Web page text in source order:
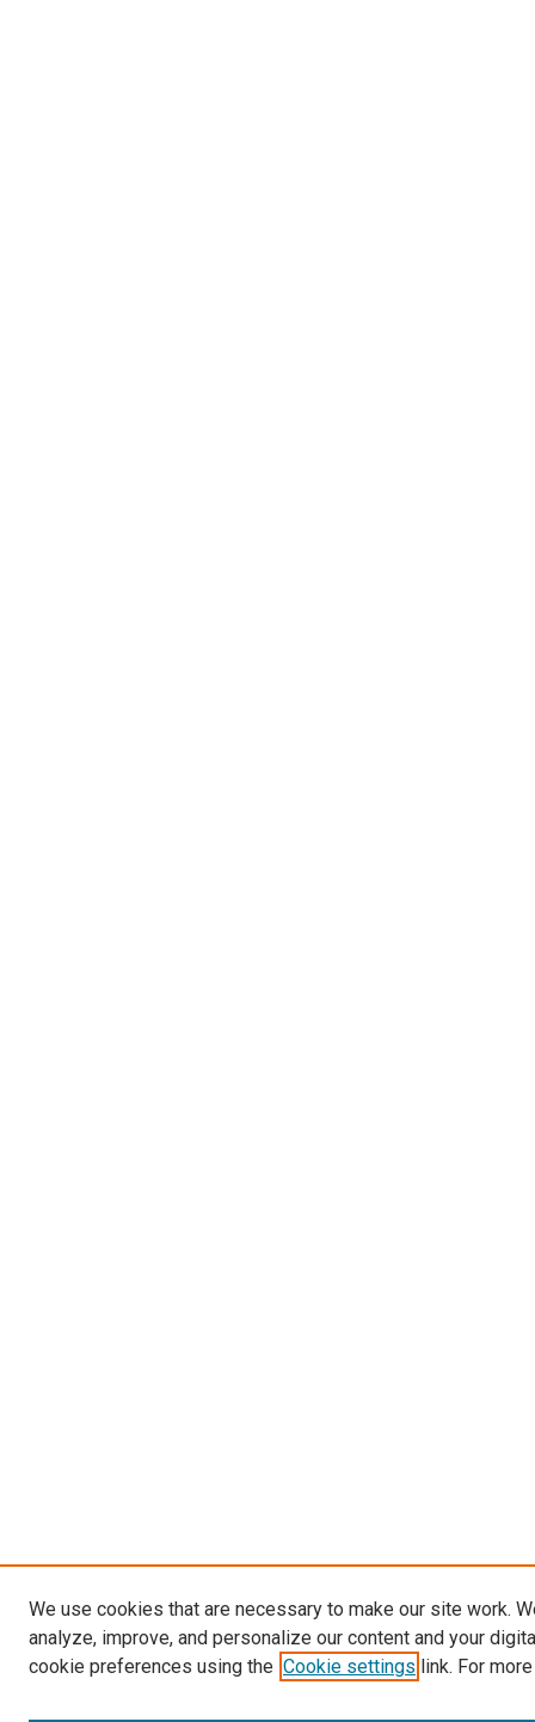
We use cookies that are necessary to make our site work.
analyze, improve, and personalize our content and your
cookie preferences using the Cookie settings link. For